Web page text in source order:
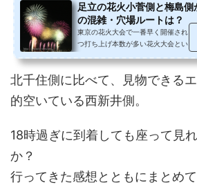
足立の花火小菅側と梅島側
の混雑・穴場ルートは？
東京の花火大会で一番早く開催される
つ打ち上げ本数が多い花火大会という
北千住側に比べて、見物できる
的空いている西新井側。
18時過ぎに到着しても座って見
か？
行ってきた感想とともにまとめて